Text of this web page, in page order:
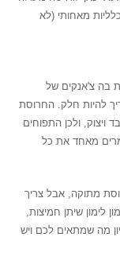
מאחותי (לא
בה צ'אנקים של
להיות חלק. החרוסת
ויצוק, ולכן התפוחים
מאחד את כל
מתוקה, אבל צריך
לימון שיתן חמיצות,
מה שמתאים לכם ויש